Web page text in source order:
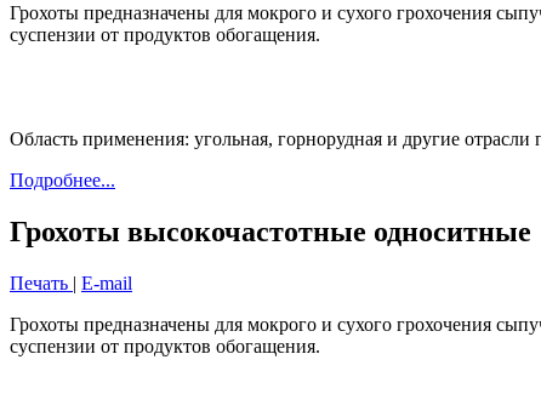
Грохоты предназначены для мокрого и сухого грохочения
суспензии от продуктов обогащения.
Область применения: угольная, горнорудная и другие
Подробнее...
Грохоты высокочастотные односитные
Печать | E-mail
Грохоты предназначены для мокрого и сухого грохочения
суспензии от продуктов обогащения.